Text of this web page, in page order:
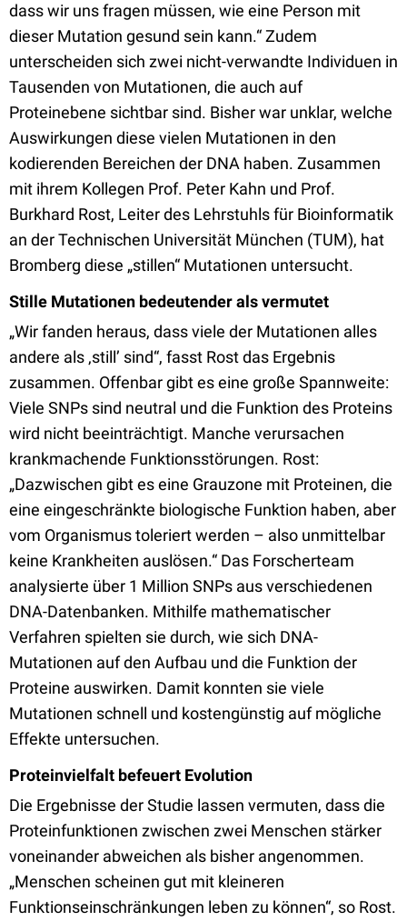
dass wir uns fragen müssen, wie eine Person mit
dieser Mutation gesund sein kann.“ Zudem
unterscheiden sich zwei nicht-verwandte Individuen in
Tausenden von Mutationen, die auch auf
Proteinebene sichtbar sind. Bisher war unklar, welche
Auswirkungen diese vielen Mutationen in den
kodierenden Bereichen der DNA haben. Zusammen
mit ihrem Kollegen Prof. Peter Kahn und Prof.
Burkhard Rost, Leiter des Lehrstuhls für Bioinformatik
an der Technischen Universität München (TUM), hat
Bromberg diese „stillen“ Mutationen untersucht.
Stille Mutationen bedeutender als vermutet
„Wir fanden heraus, dass viele der Mutationen alles
andere als ‚still’ sind“, fasst Rost das Ergebnis
zusammen. Offenbar gibt es eine große Spannweite:
Viele SNPs sind neutral und die Funktion des Proteins
wird nicht beeinträchtigt. Manche verursachen
krankmachende Funktionsstörungen. Rost:
„Dazwischen gibt es eine Grauzone mit Proteinen, die
eine eingeschränkte biologische Funktion haben, aber
vom Organismus toleriert werden – also unmittelbar
keine Krankheiten auslösen.“ Das Forscherteam
analysierte über 1 Million SNPs aus verschiedenen
DNA-Datenbanken. Mithilfe mathematischer
Verfahren spielten sie durch, wie sich DNA-
Mutationen auf den Aufbau und die Funktion der
Proteine auswirken. Damit konnten sie viele
Mutationen schnell und kostengünstig auf mögliche
Effekte untersuchen.
Proteinvielfalt befeuert Evolution
Die Ergebnisse der Studie lassen vermuten, dass die
Proteinfunktionen zwischen zwei Menschen stärker
voneinander abweichen als bisher angenommen.
„Menschen scheinen gut mit kleineren
Funktionseinschränkungen leben zu können“, so Rost.